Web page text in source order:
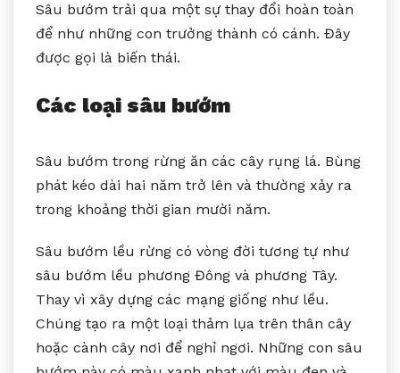
Sâu bướm trải qua một sự thay đổi hoàn toàn
để như những con trưởng thành có cánh. Đây
được gọi là biến thái.
Các loại sâu bướm
Sâu bướm trong rừng ăn các cây rụng lá. Bùng
phát kéo dài hai năm trở lên và thường xảy ra
trong khoảng thời gian mười năm.
Sâu bướm lều rừng có vòng đời tương tự như
sâu bướm lều phương Đông và phương Tây.
Thay vì xây dựng các mạng giống như lều.
Chúng tạo ra một loại thảm lụa trên thân cây
hoặc cành cây nơi để nghỉ ngơi. Những con sâu